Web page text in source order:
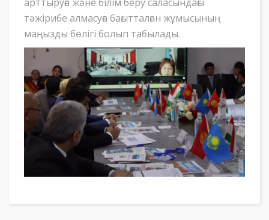
тәжірибе алмасуға бағытталған жұмысының
маңызды бөлігі болып табылады.